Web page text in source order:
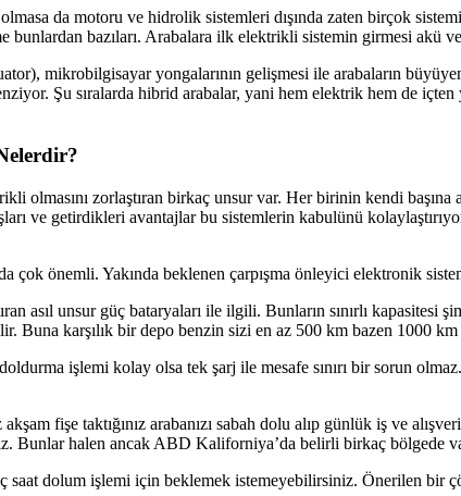
da motoru ve hidrolik sistemleri dışında zaten birçok
bunlardan bazıları. Arabalara ilk elektrikli sistemin girmesi akü
mikrobilgisayar yongalarının gelişmesi ile arabaların
Şu sıralarda hibrid arabalar, yani hem elektrik hem de
olmasını zorlaştıran birkaç unsur var. Her birinin kendi
ve getirdikleri avantajlar bu sistemlerin kabulünü
çok önemli. Yakında beklenen çarpışma önleyici elektronik
asıl unsur güç bataryaları ile ilgili. Bunların sınırlı
Buna karşılık bir depo benzin sizi en az 500 km bazen 1000
işlemi kolay olsa tek şarj ile mesafe sınırı bir sorun
fişe taktığınız arabanızı sabah dolu alıp günlük iş ve
Bunlar halen ancak ABD Kaliforniya’da belirli birkaç bölgede
saat dolum işlemi için beklemek istemeyebilirsiniz. Önerilen bir